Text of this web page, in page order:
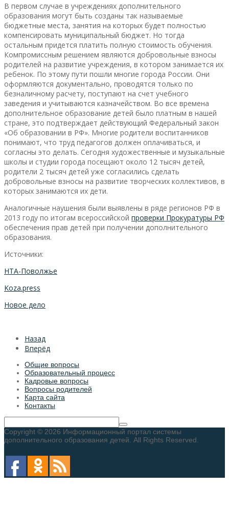
В первом случае в учреждениях дополнительного
образования могут быть созданы так называемые
бюджетные места, занятия на которых будет полностью
компенсировать муниципальный бюджет. Но тогда
остальным придется платить полную стоимость обучения.
Компромиссным решением являются добровольные взносы
родителей на развитие учреждения, в котором занимается их
ребенок. По этому пути пошли многие города России. Они
оформляются документально, проводятся только по
безналичному расчету, поступают на счет учебного
заведения и учитываются казначейством. Во все времена
дополнительное образование детей было платным в нашей
стране, это подтверждает действующий Федеральный закон
«Об образовании в РФ». Многие родители воспитанников
понимают, что труд педагогов должен оплачиваться, и
согласны это делать. Сегодня художественные и музыкальные
школы и студии города посещают около 12 тысяч детей,
родители 2 тысяч детей уже согласились сделать
добровольные взносы на развитие творческих коллективов, в
которых занимаются их дети.
Аналогичные наушения были выявлены в ряде регионов РФ в
2013 году по итогам всероссийской проверки Прокуратуры РФ
обеспечения прав детей при получении дополнительного
образования.
Источники:
НТА-Поволжье
Koza.press
Новое дело
Назад
Вперёд
Общие вопросы
Образовательный процесс
Кадровые вопросы
Вопросы родителей
Карта сайта
Контакты
Copyright © 2026 Информационный портал системы
дополнительного образования детей. All Rights Reserved.